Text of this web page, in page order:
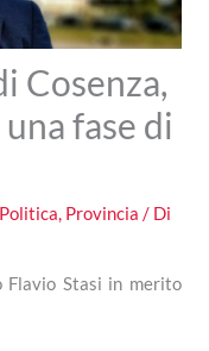
Cosenza,
fase di
Politica, Provincia / Di
Flavio Stasi in merito